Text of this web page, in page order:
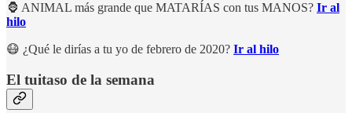
🦍 ANIMAL más grande que MATARÍAS con tus MANOS? Ir al
hilo
😷 ¿Qué le dirías a tu yo de febrero de 2020? Ir al hilo
El tuitaso de la semana